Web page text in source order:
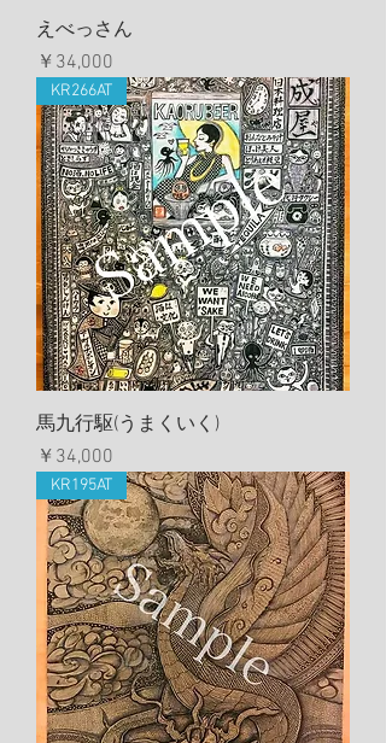
えべっさん
価格
￥34,000
KR266AT
馬九行駆(うまくいく)
価格
￥34,000
KR195AT